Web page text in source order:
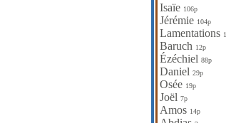
Isaïe 106p
Jérémie 104p
Lamentations
Baruch 12p
Ézéchiel 88p
Daniel 29p
Osée 19p
Joël 7p
Amos 14p